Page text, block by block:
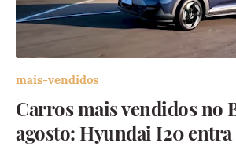
mais-vendidos
Carros mais vendidos no
agosto: Hyundai I20 entra